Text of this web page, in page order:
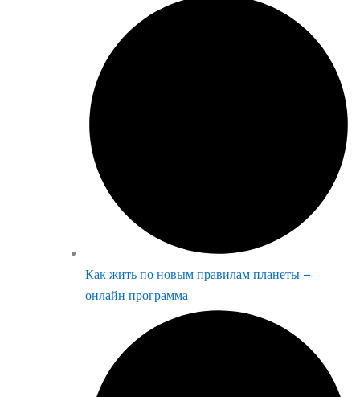
Как жить по новым правилам планеты –
онлайн программа